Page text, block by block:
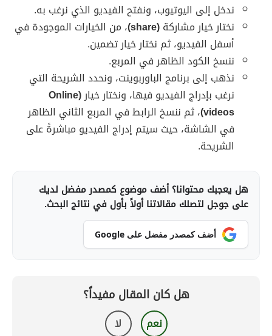
ندخل إلى اليوتيوب، ونفتح الفيديو الذي نرغب به.
نختار خيار مشاركة(share)
، من الخيارات الموجودة في
أسفل الفيديو، ثم نختار خيار تضمين.
ننسخ الكود الظاهر في المربع.
نذهب إلى برنامج الباوربوينت، ونحدد الشريحة التي
نرغب بإدراج الفيديو فيها، ونختار خيار (Online
videos)، ثم ننسخ الرابط في المربع الثاني الظاهر
في الشاشة، حيث سيتم إدراج الفيديو مباشرةً على
الشريحة.
هل يعجبك محتوانا؟ أضف موضوع كمصدر مفضل لديك
على جوجل لتصلك مقالاتنا أولاً بأول في نتائج البحث.
أضف كمصدر مفضل على Google
هل كان المقال مفيداً؟
نعم لا